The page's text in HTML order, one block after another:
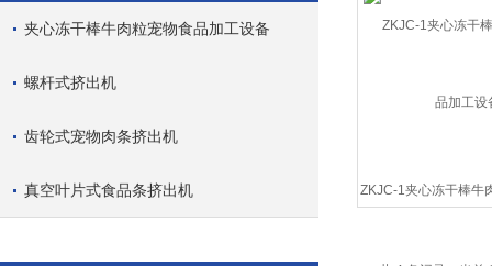
夹心冻干棒牛肉粒宠物食品加工设备
螺杆式挤出机
齿轮式宠物肉条挤出机
真空叶片式食品条挤出机 ZKJC-1夹心冻干棒牛